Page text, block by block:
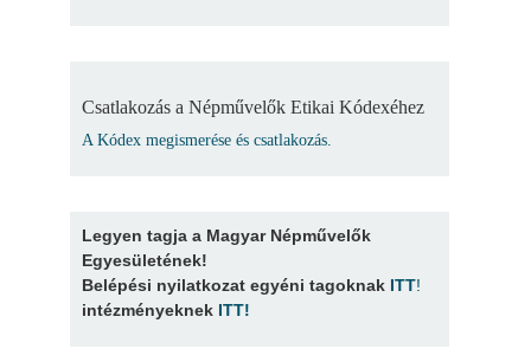
Csatlakozás a Népművelők Etikai Kódexéhez
A Kódex megismerése és csatlakozás.
Legyen tagja a Magyar Népművelők
Egyesületének!
Belépési nyilatkozat egyéni tagoknak ITT!
intézményeknek ITT!